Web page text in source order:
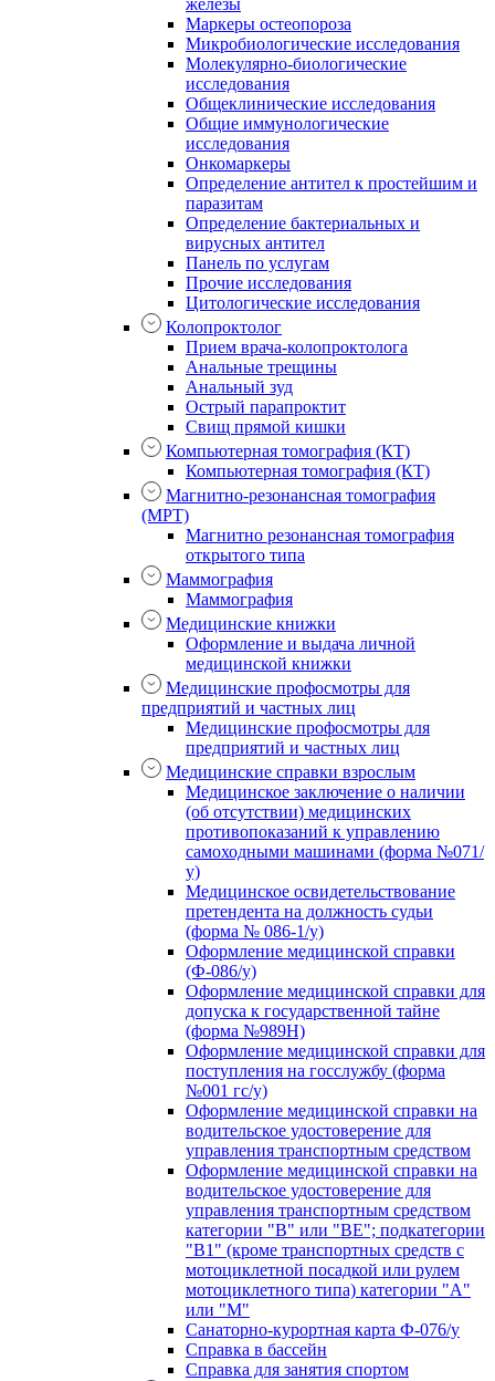
железы
Маркеры остеопороза
Микробиологические исследования
Молекулярно-биологические
исследования
Общеклинические исследования
Общие иммунологические
исследования
Онкомаркеры
Определение антител к простейшим и
паразитам
Определение бактериальных и
вирусных антител
Панель по услугам
Прочие исследования
Цитологические исследования
Колопроктолог
Прием врача-колопроктолога
Анальные трещины
Анальный зуд
Острый парапроктит
Свищ прямой кишки
Компьютерная томография (КТ)
Компьютерная томография (КТ)
Магнитно-резонансная томография
(МРТ)
Магнитно резонансная томография
открытого типа
Маммография
Маммография
Медицинские книжки
Оформление и выдача личной
медицинской книжки
Медицинские профосмотры для
предприятий и частных лиц
Медицинские профосмотры для
предприятий и частных лиц
Медицинские справки взрослым
Медицинское заключение о наличии
(об отсутствии) медицинских
противопоказаний к управлению
самоходными машинами (форма №071/
у)
Медицинское освидетельствование
претендента на должность судьи
(форма № 086-1/у)
Оформление медицинской справки
(Ф-086/у)
Оформление медицинской справки для
допуска к государственной тайне
(форма №989Н)
Оформление медицинской справки для
поступления на госслужбу (форма
№001 гс/у)
Оформление медицинской справки на
водительское удостоверение для
управления транспортным средством
Оформление медицинской справки на
водительское удостоверение для
управления транспортным средством
категории "В" или "BE"; подкатегории
"В1" (кроме транспортных средств с
мотоциклетной посадкой или рулем
мотоциклетного типа) категории "А"
или "М"
Санаторно-курортная карта Ф-076/у
Справка в бассейн
Справка для занятия спортом